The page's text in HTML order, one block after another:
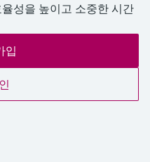
율성을 높이고 소중한 시간
입